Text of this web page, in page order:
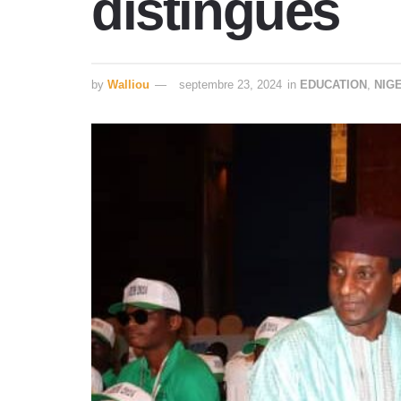
by Walliou septembre 23, 2024 in EDUCATION ,